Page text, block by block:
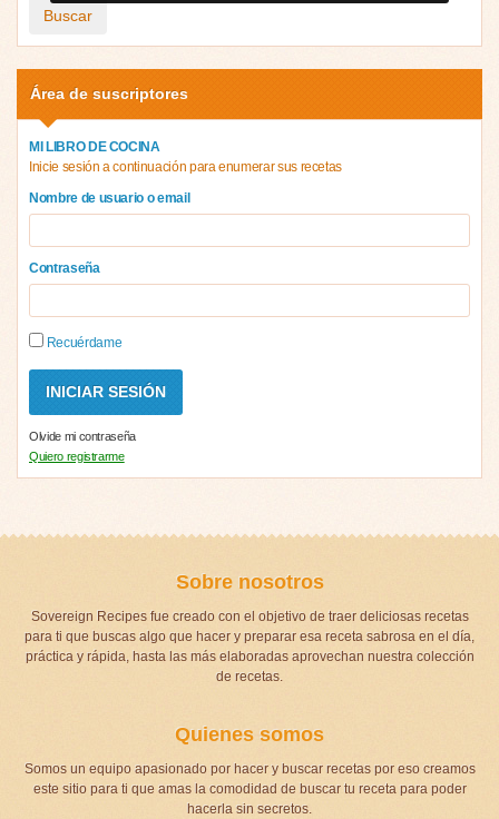
Buscar
Área de suscriptores
MI LIBRO DE COCINA
Inicie sesión a continuación para enumerar sus recetas
Nombre de usuario o email
Contraseña
Recuérdame
Olvide mi contraseña
Quiero registrarme
Sobre nosotros
Sovereign Recipes fue creado con el objetivo de traer deliciosas recetas
para ti que buscas algo que hacer y preparar esa receta sabrosa en el día,
práctica y rápida, hasta las más elaboradas aprovechan nuestra colección
de recetas.
Quienes somos
Somos un equipo apasionado por hacer y buscar recetas por eso creamos
este sitio para ti que amas la comodidad de buscar tu receta para poder
hacerla sin secretos.